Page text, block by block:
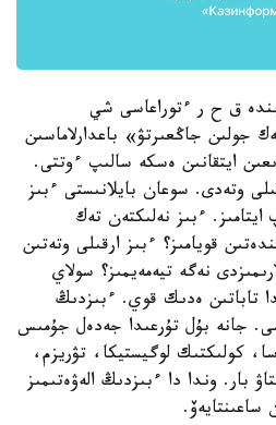
ق ح ر ءتوراعاسى شي
جولىن جاڭعىرتۋ» باعدارلاماسىن
ايتقانىن ەسكە سالىپ ءوتتى.
وتەدى. سوعان بايلانىستى ءبىز
ايتامىز. ءبىز نەلىكتەن تەك
قويامىز؟ ءبىز ارقىلى وتەتىن
نەگە تيەمەيمىز؟ سولاي
تاباتىن ەدىك قوي. ءبىزدىڭ
جانە بۇل تۇرعىدا جەدەل جۇمىس
كولىكتىك لوگيستيكا، تۋريزم،
بار. وندا دا ءبىزدىڭ الەۋەتىمىز